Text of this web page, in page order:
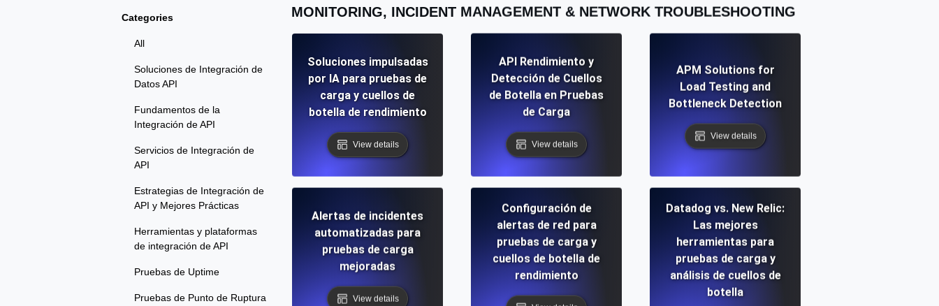
Categories
All
Soluciones de Integración de
Datos API
Fundamentos de la
Integración de API
Servicios de Integración de
API
Estrategias de Integración de
API y Mejores Prácticas
Herramientas y plataformas
de integración de API
Pruebas de Uptime
Pruebas de Punto de Ruptura
MONITORING, INCIDENT MANAGEMENT & NETWORK TROUBLESHOOTING
Soluciones impulsadas
por IA para pruebas de
carga y cuellos de
botella de rendimiento
View details
API Rendimiento y
Detección de Cuellos
de Botella en Pruebas
de Carga
View details
APM Solutions for
Load Testing and
Bottleneck Detection
View details
Alertas de incidentes
automatizadas para
pruebas de carga
mejoradas
View details
Configuración de
alertas de red para
pruebas de carga y
cuellos de botella de
rendimiento
Datadog vs. New Relic:
Las mejores
herramientas para
pruebas de carga y
análisis de cuellos de
botella